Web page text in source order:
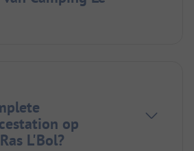
op
L'Bol?